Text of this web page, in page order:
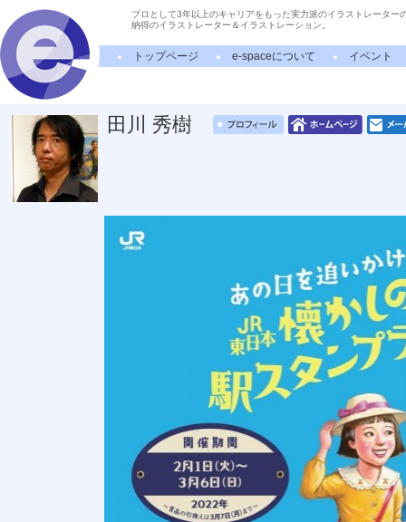
プロとして3年以上のキャリアをもった実力派のイラストレーター
納得のイラストレーター＆イラストレーション。
トップページ e-spaceについて イベント
田川 秀樹